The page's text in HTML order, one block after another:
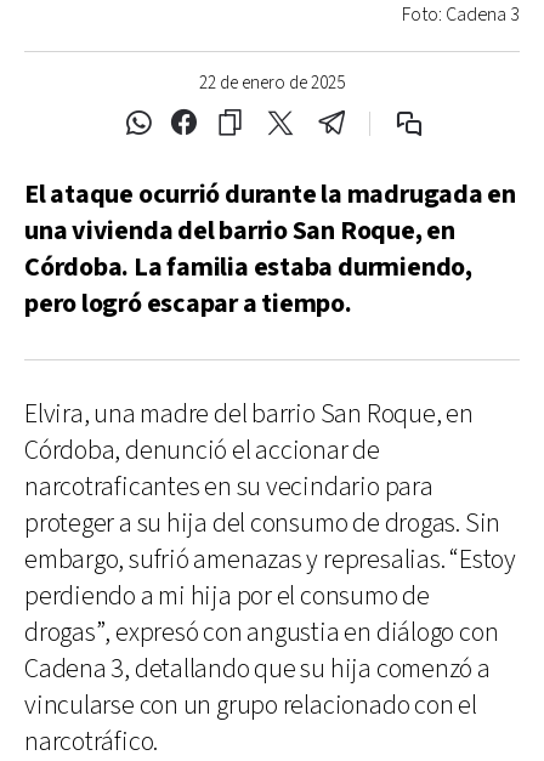
22 de enero de 2025
Foto: Cadena 3
El ataque ocurrió durante la madrugada en
una vivienda del barrio San Roque, en
Córdoba. La familia estaba durmiendo,
pero logró escapar a tiempo.
Elvira, una madre del barrio San Roque, en
Córdoba, denunció el accionar de
narcotraficantes en su vecindario para
proteger a su hija del consumo de drogas. Sin
embargo, sufrió amenazas y represalias. “Estoy
perdiendo a mi hija por el consumo de
drogas”, expresó con angustia en diálogo con
Cadena 3, detallando que su hija comenzó a
vincularse con un grupo relacionado con el
narcotráfico.